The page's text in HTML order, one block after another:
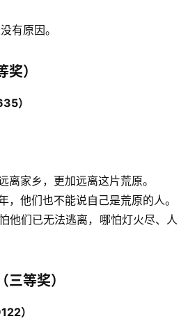
有原因。
）
）
离家乡，更加远离这片荒原。
，他们也不能说自己是荒原的人。
他们已无法逃离，哪怕灯火尽、人
等奖）
）